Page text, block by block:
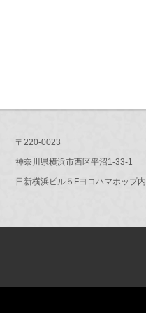
〒220-0023
神奈川県横浜市西区平沼1-33-1
日新横浜ビル５Fヨコハマホップ内